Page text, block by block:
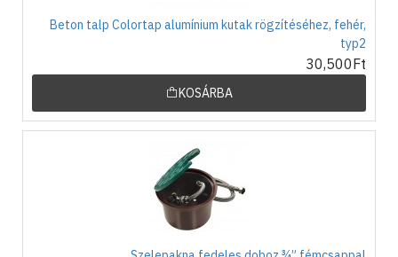
Beton talp Colortap alumínium kutak rögzítéséhez, fehér,
typ2
30,500Ft
KOSÁRBA